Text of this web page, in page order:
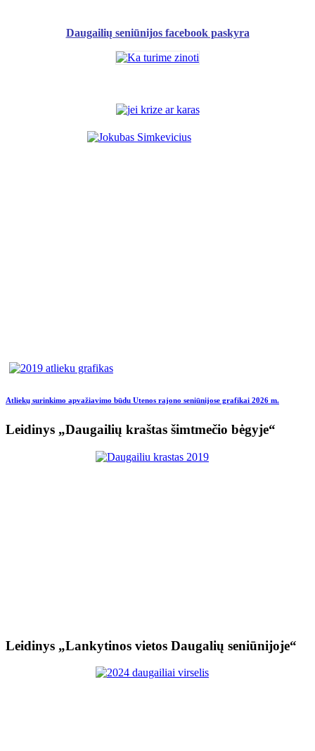
Daugailių seniūnijos facebook paskyra
Atliekų surinkimo apvažiavimo būdu Utenos rajono seniūnijose grafikai 2026 m.
Leidinys „Daugailių kraštas šimtmečio bėgyje“
Leidinys „Lankytinos vietos Daugalių seniūnijoje“